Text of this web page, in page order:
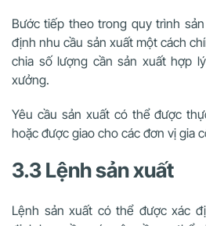
Bước tiếp theo trong quy trình
định nhu cầu sản xuất một cách
chia số lượng cần sản xuất hợp
xưởng.
Yêu cầu sản xuất có thể được
hoặc được giao cho các đơn vị gia
3.3 Lệnh sản xuất
Lệnh sản xuất có thể được xác